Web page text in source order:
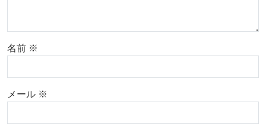
名前 ※
メール ※